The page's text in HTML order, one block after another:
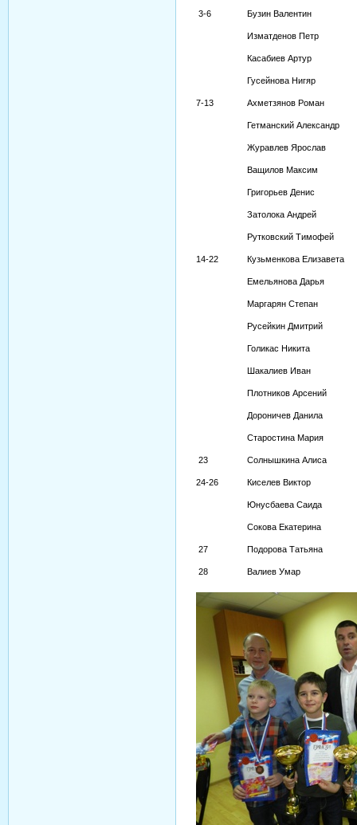
3-6 Бузин Валентин
Изматденов Петр
Касабиев Артур
Гусейнова Нигяр
7-13 Ахметзянов Роман
Гетманский Александр
Журавлев Ярослав
Ващилов Максим
Григорьев Денис
Затолока Андрей
Рутковский Тимофей
14-22 Кузьменкова Елизавета
Емельянова Дарья
Маргарян Степан
Русейкин Дмитрий
Голикас Никита
Шакалиев Иван
Плотников Арсений
Дороничев Данила
Старостина Мария
23 Солнышкина Алиса
24-26 Киселев Виктор
Юнусбаева Саида
Сокова Екатерина
27 Подорова Татьяна
28 Валиев Умар